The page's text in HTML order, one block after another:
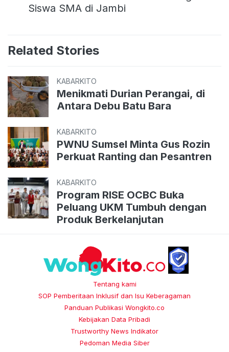
Siswa SMA di Jambi
Related Stories
KABARKITO
Menikmati Durian Perangai, di
Antara Debu Batu Bara
KABARKITO
PWNU Sumsel Minta Gus Rozin
Perkuat Ranting dan Pesantren
KABARKITO
Program RISE OCBC Buka
Peluang UKM Tumbuh dengan
Produk Berkelanjutan
Tentang kami
SOP Pemberitaan Inklusif dan Isu Keberagaman
Panduan Publikasi Wongkito.co
Kebijakan Data Pribadi
Trustworthy News Indikator
Pedoman Media Siber